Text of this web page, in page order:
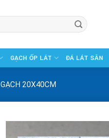
GẠCH ỐP LÁT ĐÁ LÁT SÂN
GẠCH 20X40CM